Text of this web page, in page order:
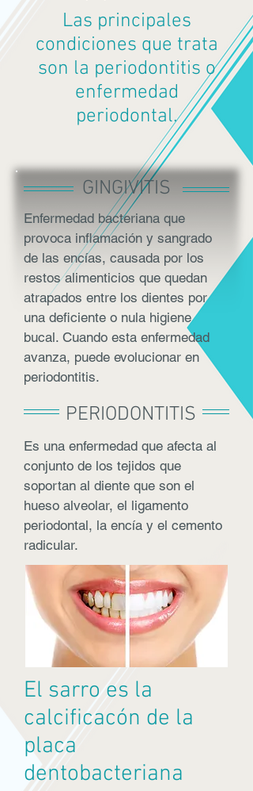
Las principales
condiciones que trata
son la periodontitis o
enfermedad
periodontal.
GINGIVITIS
Enfermedad bacteriana que
provoca inflamación y sangrado
de las encías, causada por los
restos alimenticios que quedan
atrapados entre los dientes por
una deficiente o nula higiene
bucal. Cuando esta enfermedad
avanza, puede evolucionar en
periodontitis.
PERIODONTITIS
Es una enfermedad que afecta al
conjunto de los tejidos que
soportan al diente que son el
hueso alveolar, el ligamento
periodontal, la encía y el cemento
radicular.
El sarro es la
calcificacón de la
placa
dentobacteriana